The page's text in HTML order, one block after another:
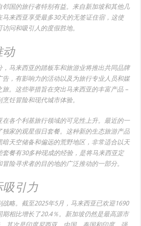
邻国的旅行者特别有益。来自新加坡和其他几
来西亚享受最多30天的无签证住宿，这使
问和吸引人的度假胜地。
动
，马来西亚的踏板车和旅游业将推出共同品牌
告，有影响力的活动以及为旅行专业人员和媒
。这些举措旨在突出马来西亚的丰富产品 –
饪冒险和现代城市体验。
在各个利基旅行领域的可见性上升。最近的一
独家的观星假日套餐。这种新的生态旅游产品
暗天空储备和偏远的荒野地区，非常适合以天
套餐有30多种现成的经验，是将马来西亚定
险寻求者的目的地的广泛推动的一部分。
吸引力
战略。截至2025年5月，马来西亚已欢迎1690
期相比增长了20.4％。新加坡仍然是最高源市